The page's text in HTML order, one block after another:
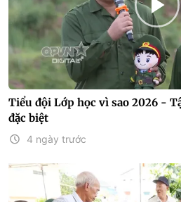
Tiểu đội Lớp học vì sao 2026 -
đặc biệt
4 ngày trước